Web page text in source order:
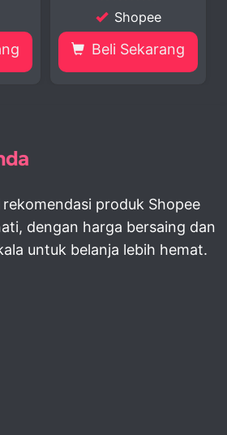
Shopee
Beli Sekarang
produk Shopee
dengan harga bersaing dan
untuk belanja lebih hemat.